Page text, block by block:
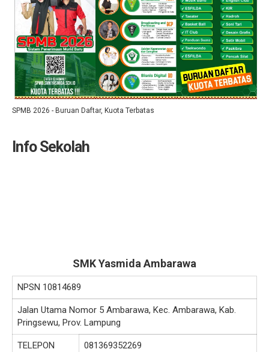
SPMB 2026 - Buruan Daftar, Kuota Terbatas
Info Sekolah
SMK Yasmida Ambarawa
NPSN 10814689
Jalan Utama Nomor 5 Ambarawa, Kec. Ambarawa, Kab.
Pringsewu, Prov. Lampung
TELEPON 081369352269